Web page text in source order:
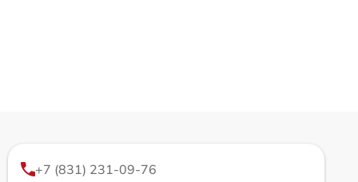
+7 (831) 231-09-76